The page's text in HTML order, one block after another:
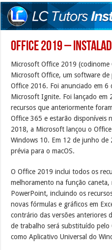
Office 2019 –
Microsoft Office 2019 (codinome
Microsoft Office, um software
Office 2016. Foi anunciado em 6
Microsoft Ignite. Foi lançado em
recursos que anteriormente
Office 365 e estarão disponíveis
2018, a Microsoft lançou o
Windows 10. Em 12 de junho
prévia para o macOS.
O Office 2019 inclui todos os
melhoramento na função
PowerPoint, incluindo os
novas fórmulas e gráficos em
contrário das versões anteriores
de trabalho será substituído
como Aplicativo Universal do